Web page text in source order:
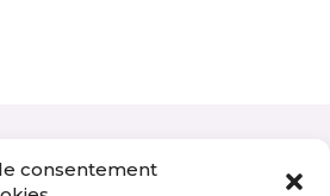
consentement
d'un test d'éligibilité